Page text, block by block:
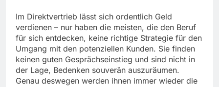
Im Direktvertrieb lässt sich ordentlich Geld
verdienen – nur haben die meisten, die den Beruf
für sich entdecken, keine richtige Strategie für den
Umgang mit den potenziellen Kunden. Sie finden
keinen guten Gesprächseinstieg und sind nicht in
der Lage, Bedenken souverän auszuräumen.
Genau deswegen werden ihnen immer wieder die